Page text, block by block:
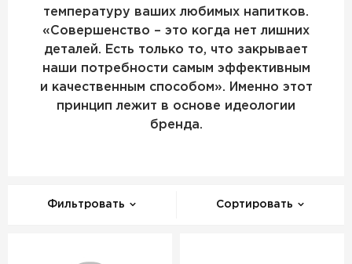
температуру ваших любимых напитков.
«Совершенство – это когда нет лишних
деталей. Есть только то, что закрывает
наши потребности самым эффективным
и качественным способом». Именно этот
принцип лежит в основе идеологии
бренда.
Фильтровать Сортировать